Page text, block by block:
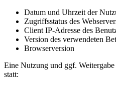
Datum und Uhrzeit der
Zugriffsstatus des
Client IP-Adresse des
Version des verwendeten
Browserversion
Eine Nutzung und ggf.
statt: